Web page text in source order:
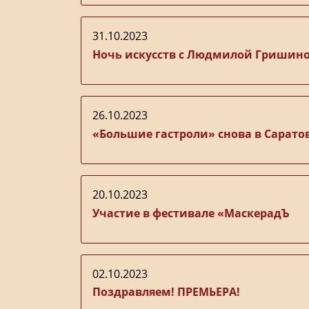
31.10.2023
Ночь искусств с Людмилой
26.10.2023
«Большие гастроли» снова в
20.10.2023
Участие в фестивале «МаскерадЪ
02.10.2023
Поздравляем! ПРЕМЬЕРА!